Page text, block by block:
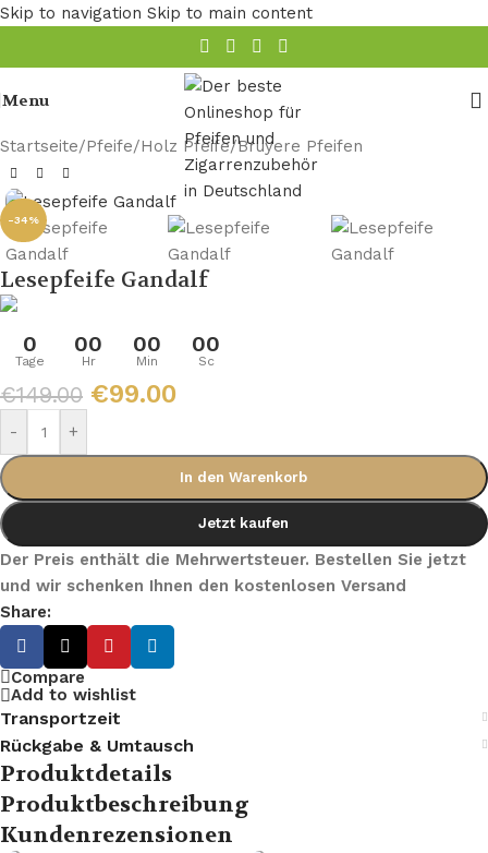
Skip to navigation Skip to main content
Menu
Startseite/Pfeife/Holz Pfeife/Bruyere Pfeifen
-34%
Lesepfeife Gandalf
0
Tage
00
Hr
00
Min
00
Sc
€149.00 €99.00
- +
In den Warenkorb
Jetzt kaufen
Der Preis enthält die Mehrwertsteuer. Bestellen Sie jetzt
und wir schenken Ihnen den kostenlosen Versand
Share:
Compare
Add to wishlist
Transportzeit
Rückgabe & Umtausch
Produktdetails
Produktbeschreibung
Kundenrezensionen